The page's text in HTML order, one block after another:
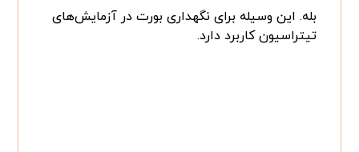
بله. این وسیله برای نگهداری بورت در آزمایش‌های
تیتراسیون کاربرد دارد.